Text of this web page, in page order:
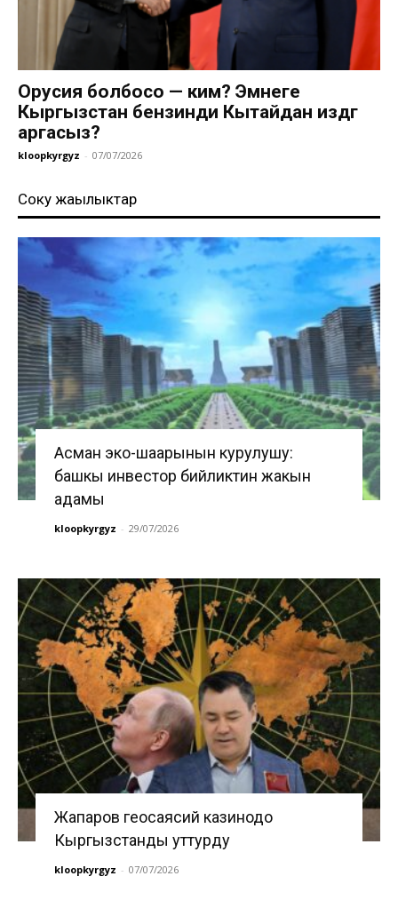
Орусия болбосо — ким? Эмнеге
Кыргызстан бензинди Кытайдан издөөгө
аргасыз?
kloopkyrgyz - 07/07/2026
Соңку жаңылыктар
Асман эко-шаарынын курулушу:
башкы инвестор бийликтин жакын
адамы
kloopkyrgyz - 29/07/2026
Жапаров геосаясий казинодо
Кыргызстанды уттурду
kloopkyrgyz - 07/07/2026